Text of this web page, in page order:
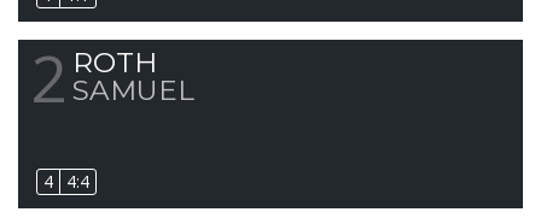
2 ROTH
SAMUEL
4 4:4